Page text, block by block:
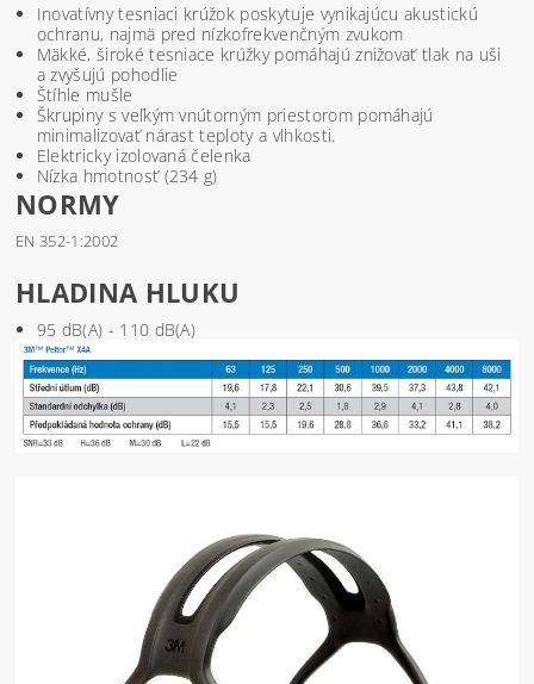
Inovatívny tesniaci krúžok poskytuje vynikajúcu akustickú
ochranu, najmä pred nízkofrekvenčným zvukom
Mäkké, široké tesniace krúžky pomáhajú znižovať tlak na uši
a zvyšujú pohodlie
Štíhle mušle
Škrupiny s veľkým vnútorným priestorom pomáhajú
minimalizovať nárast teploty a vlhkosti.
Elektricky izolovaná čelenka
Nízka hmotnosť (234 g)
NORMY
EN 352-1:2002
HLADINA HLUKU
95 dB(A) - 110 dB(A)